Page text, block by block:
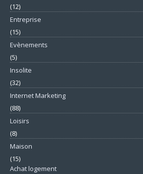
(12)
Entreprise
(15)
Evènements
(5)
Insolite
(32)
Internet Marketing
(88)
Loisirs
(8)
Maison
(15)
Achat logement